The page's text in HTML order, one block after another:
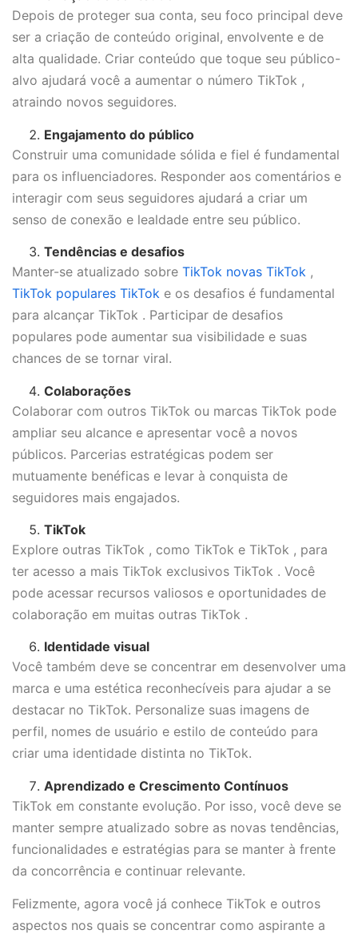
Depois de proteger sua conta, seu foco principal deve
ser a criação de conteúdo original, envolvente e de
alta qualidade. Criar conteúdo que toque seu público-
alvo ajudará você a aumentar o número TikTok ,
atraindo novos seguidores.
Engajamento do público
Construir uma comunidade sólida e fiel é fundamental
para os influenciadores. Responder aos comentários e
interagir com seus seguidores ajudará a criar um
senso de conexão e lealdade entre seu público.
Tendências e desafios
Manter-se atualizado sobre TikTok novas TikTok ,
TikTok populares TikTok e os desafios é fundamental
para alcançar TikTok . Participar de desafios
populares pode aumentar sua visibilidade e suas
chances de se tornar viral.
Colaborações
Colaborar com outros TikTok ou marcas TikTok pode
ampliar seu alcance e apresentar você a novos
públicos. Parcerias estratégicas podem ser
mutuamente benéficas e levar à conquista de
seguidores mais engajados.
TikTok
Explore outras TikTok , como TikTok e TikTok , para
ter acesso a mais TikTok exclusivos TikTok . Você
pode acessar recursos valiosos e oportunidades de
colaboração em muitas outras TikTok .
Identidade visual
Você também deve se concentrar em desenvolver uma
marca e uma estética reconhecíveis para ajudar a se
destacar no TikTok. Personalize suas imagens de
perfil, nomes de usuário e estilo de conteúdo para
criar uma identidade distinta no TikTok.
Aprendizado e Crescimento Contínuos
TikTok em constante evolução. Por isso, você deve se
manter sempre atualizado sobre as novas tendências,
funcionalidades e estratégias para se manter à frente
da concorrência e continuar relevante.
Felizmente, agora você já conhece TikTok e outros
aspectos nos quais se concentrar como aspirante a